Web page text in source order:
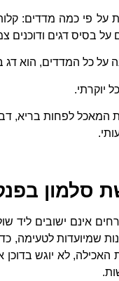
על פי כמה מדדים:
על בסיס דגים ודוכנים
על כל המדדים, הוא דג
יוקרתי.
המאכל לפחות בריא,
סלמון
אינם ישובים ליד
שמיועדות לטעימה,
לא יוגש בדוכן